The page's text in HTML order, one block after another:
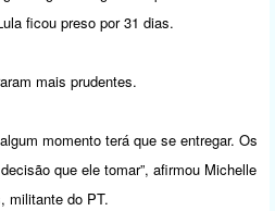
ficou preso por 31 dias.
mais prudentes.
momento terá que se entregar. Os
que ele tomar”, afirmou Michelle
militante do PT.